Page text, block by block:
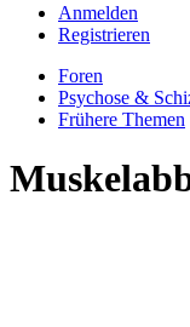
Anmelden
Registrieren
Foren
Psychose &
Frühere Themen